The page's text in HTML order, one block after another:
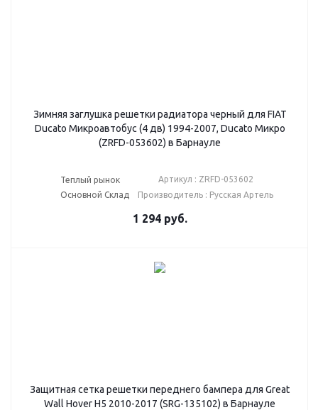
Зимняя заглушка решетки радиатора черный для FIAT
Ducato Микроавтобус (4 дв) 1994-2007, Ducato Микро
(ZRFD-053602) в Барнауле
Теплый рынок
Основной Склад
Артикул : ZRFD-053602
Производитель : Русская Артель
1 294руб.
Защитная сетка решетки переднего бампера для Great
Wall Hover H5 2010-2017 (SRG-135102) в Барнауле